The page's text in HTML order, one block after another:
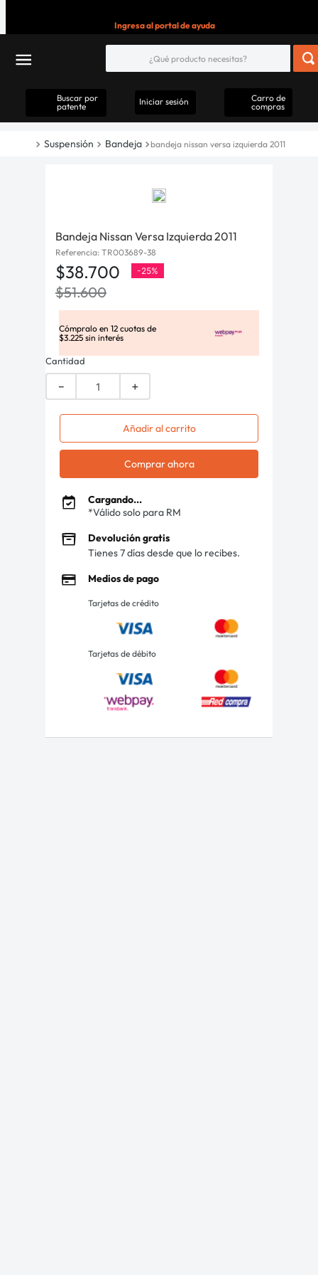
Ingresa al portal de ayuda
Buscar por
patente
Iniciar sesión
Carro de
compras
Suspensión Bandeja bandeja nissan versa izquierda 2011
Bandeja Nissan Versa Izquierda 2011
Referencia: TR003689-38
$38.700 -25%
$51.600
Cómpralo en 12 cuotas de
$3.225 sin interés
Cantidad
＋
－
Añadir al carrito
Comprar ahora
Cargando...
*Válido solo para RM
Devolución gratis
Tienes 7 días desde que lo recibes.
Medios de pago
Tarjetas de crédito
Tarjetas de débito